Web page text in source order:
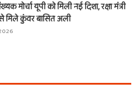
मोर्चा यूपी को मिली नई दिशा, रक्षा मंत्री
मिले कुंवर बासित अली